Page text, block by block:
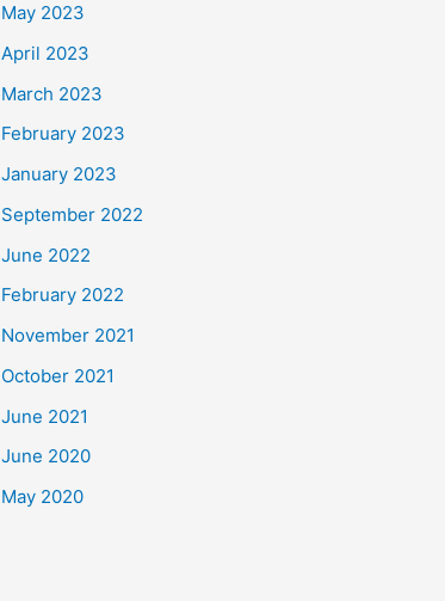
May 2023
April 2023
March 2023
February 2023
January 2023
September 2022
June 2022
February 2022
November 2021
October 2021
June 2021
June 2020
May 2020